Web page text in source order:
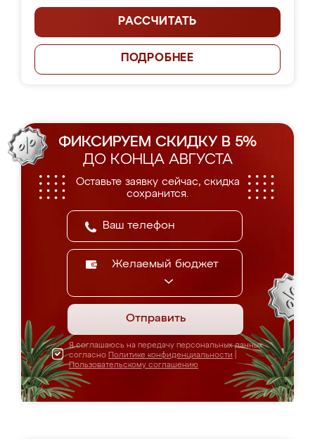
РАССЧИТАТЬ
ПОДРОБНЕЕ
ФИКСИРУЕМ СКИДКУ В 5%
ДО КОНЦА АВГУСТА
Оставьте заявку сейчас, скидка
сохранится.
Желаемый бюджет
Отправить
Я соглашаюсь на передачу персональных данных
согласно Политике конфиденциальности
Пользовательскому соглашению